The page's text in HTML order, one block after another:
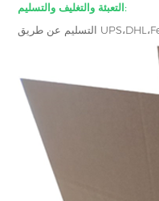
التعبئة والتغليف والتسليم: